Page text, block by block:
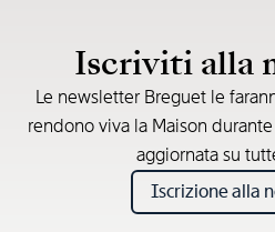
Iscriviti alla
Le newsletter Breguet le
rendono viva la Maison
aggiornata su
Iscrizione alla